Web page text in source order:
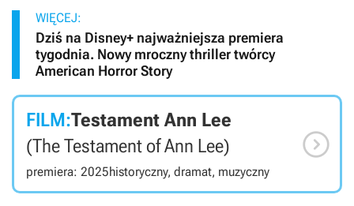
WIĘCEJ:
Dziś na Disney+ najważniejsza premiera
tygodnia. Nowy mroczny thriller twórcy
American Horror Story
FILM:Testament Ann Lee
(The Testament of Ann Lee)
premiera: 2025historyczny, dramat, muzyczny
